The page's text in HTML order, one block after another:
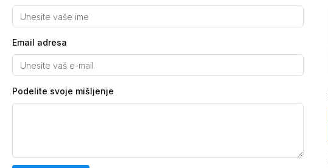
Email adresa
Podelite svoje mišljenje